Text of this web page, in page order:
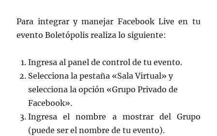
Para integrar y manejar Facebook Live en tu
evento Boletópolis realiza lo siguiente:
Ingresa al panel de control de tu evento.
Selecciona la pestaña «Sala Virtual» y
selecciona la opción «Grupo Privado de
Facebook».
Ingresa el nombre a mostrar del Grupo
(puede ser el nombre de tu evento).